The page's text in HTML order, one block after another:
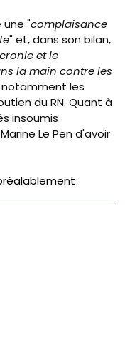
"complaisance
" et, dans son bilan,
et le
la main contre les
notamment les
du RN. Quant à
insoumis
Le Pen d'avoir